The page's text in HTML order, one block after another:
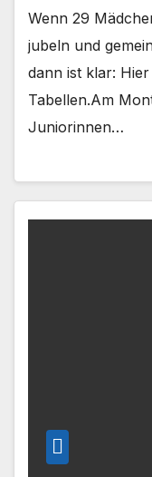
Wenn 29
jubeln und
dann ist klar:
Tabellen.Am
Juniorinnen…